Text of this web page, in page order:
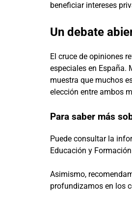
beneficiar intereses
Un debate
El cruce de opiniones
especiales en España.
muestra que muchos
elección entre ambos
Para saber más
Puede consultar la
Educación y
Asimismo,
profundizamos en los